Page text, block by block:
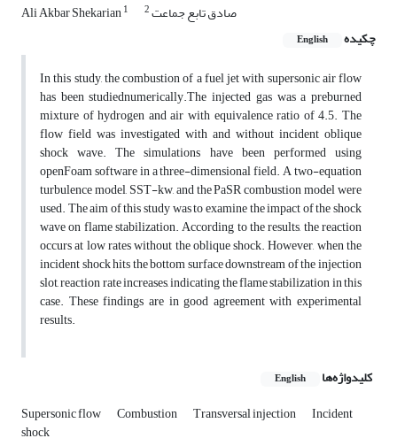
Ali Akbar Shekarian1 صادق تابع جماعت2
چکیده English
In this study, the combustion of a fuel jet with supersonic air flow
has been studiednumerically.The injected gas was a preburned
mixture of hydrogen and air with equivalence ratio of 4.5. The
flow field was investigated with and without incident oblique
shock wave. The simulations have been performed using
openFoam software in a three-dimensional field. A two-equation
turbulence model, SST-kw, and the PaSR combustion model were
used. The aim of this study was to examine the impact of the shock
wave on flame stabilization. According to the results, the reaction
occurs at low rates without the oblique shock. However, when the
incident shock hits the bottom surface downstream of the injection
slot, reaction rate increases, indicating the flame stabilization in this
case. These findings are in good agreement with experimental
results.
کلیدواژه‌ها English
Supersonic flow Combustion Transversal injection Incident
shock